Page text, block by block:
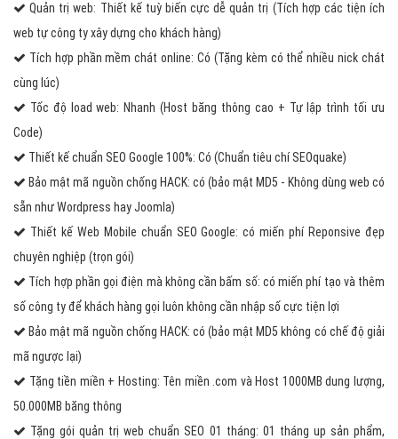
Quản trị web: Thiết kế tuỳ biến cực dễ quản trị (Tích hợp các tiện ích
web tự công ty xây dựng cho khách hàng)
Tích hợp phần mềm chát online: Có (Tặng kèm có thể nhiều nick chát
cùng lúc)
Tốc độ load web: Nhanh (Host băng thông cao + Tự lập trình tối ưu
Code)
Thiết kế chuẩn SEO Google 100%: Có (Chuẩn tiêu chí SEOquake)
Bảo mật mã nguồn chống HACK: có (bảo mật MD5 - Không dùng web có
sẵn như Wordpress hay Joomla)
Thiết kế Web Mobile chuẩn SEO Google: có miến phí Reponsive đẹp
chuyên nghiệp (trọn gói)
Tích hợp phần gọi điện mà không cần bấm số: có miến phí tạo và thêm
số công ty để khách hàng gọi luôn không cần nhập số cực tiện lợi
Bảo mật mã nguồn chống HACK: có (bảo mật MD5 không có chế độ giải
mã ngược lại)
Tặng tiền miền + Hosting: Tên miền .com và Host 1000MB dung lượng,
50.000MB băng thông
Tặng gói quản trị web chuẩn SEO 01 tháng: 01 tháng up sản phẩm,